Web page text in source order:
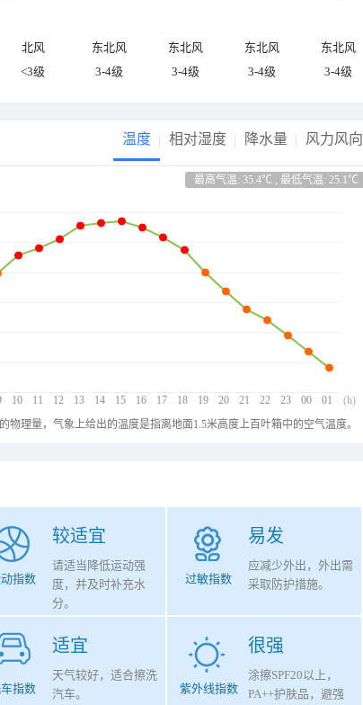
北风 东北风 东北风 东北风
东北风
<3级 3-4级 3-4级 3-4级 3-4级
温度 相对湿度 降水量 风力风向
最高气温: 35.4℃ , 最低气温: 25.1℃
10 11 12 13 14 15 16 17 18 19 20 21 22 23 00 01 (h)
物理量，气象上给出的温度是指离地面1.5米高度上百叶箱中的空气温度。
较适宜
指数
请适当降低运动强
度，并及时补充水
分。
易发
过敏指数
应减少外出，外出需
采取防护措施。
适宜
指数
天气较好，适合擦洗
汽车。
很强
紫外线指数
涂擦SPF20以上，
PA++护肤品，避强